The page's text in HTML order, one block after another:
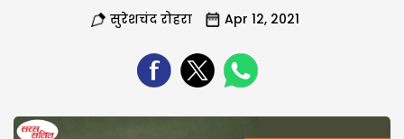
सुरेशचंद रोहरा Apr 12, 2021